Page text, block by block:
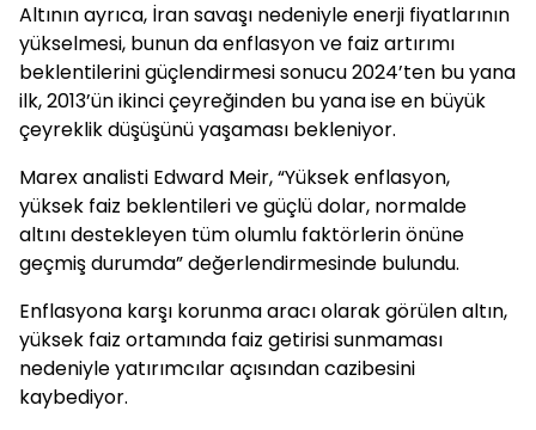
Altının ayrıca, İran savaşı nedeniyle enerji fiyatlarının
yükselmesi, bunun da enflasyon ve faiz artırımı
beklentilerini güçlendirmesi sonucu 2024’ten bu yana
ilk, 2013’ün ikinci çeyreğinden bu yana ise en büyük
çeyreklik düşüşünü yaşaması bekleniyor.
Marex analisti Edward Meir, “Yüksek enflasyon,
yüksek faiz beklentileri ve güçlü dolar, normalde
altını destekleyen tüm olumlu faktörlerin önüne
geçmiş durumda” değerlendirmesinde bulundu.
Enflasyona karşı korunma aracı olarak görülen altın,
yüksek faiz ortamında faiz getirisi sunmaması
nedeniyle yatırımcılar açısından cazibesini
kaybediyor.